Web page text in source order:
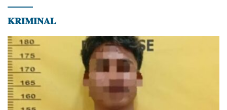
𝐊𝐑𝐈𝐌𝐈𝐍𝐀𝐋